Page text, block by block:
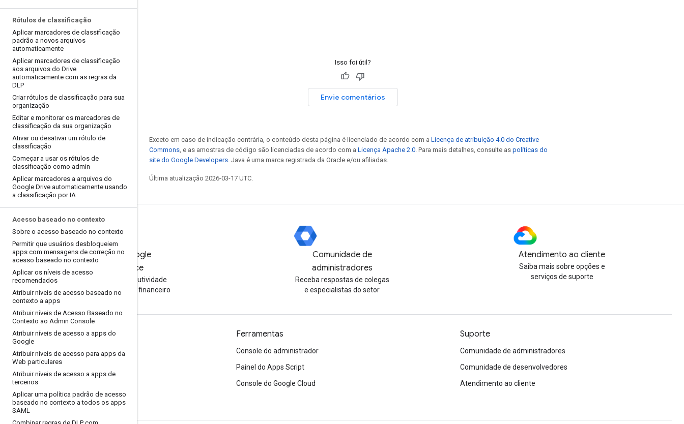
Rótulos de classificação
Aplicar marcadores de classificação
padrão a novos arquivos
automaticamente
Aplicar marcadores de classificação
aos arquivos do Drive
automaticamente com as regras da
DLP
Criar rótulos de classificação para sua
organização
Editar e monitorar os marcadores de
classificação da sua organização
Ativar ou desativar um rótulo de
classificação
Começar a usar os rótulos de
classificação como admin
Aplicar marcadores a arquivos do
Google Drive automaticamente usando
a classificação por IA
Acesso baseado no contexto
Sobre o acesso baseado no contexto
Permitir que usuários desbloqueiem
apps com mensagens de correção no
acesso baseado no contexto
Aplicar os níveis de acesso
recomendados
Atribuir níveis de acesso baseado no
contexto a apps
Atribuir níveis de Acesso Baseado no
Contexto ao Admin Console
Atribuir níveis de acesso a apps do
Google
Atribuir níveis de acesso para apps da
Web particulares
Atribuir níveis de acesso a apps de
terceiros
Aplicar uma política padrão de acesso
baseado no contexto a todos os apps
SAML
Isso foi útil?
Envie comentários
Exceto em caso de indicação contrária, o conteúdo desta página é licenciado de acordo com a Licença de atribuição 4.0 do Creative
Commons, e as amostras de código são licenciadas de acordo com a Licença Apache 2.0. Para mais detalhes, consulte as políticas do
site do Google Developers. Java é uma marca registrada da Oracle e/ou afiliadas.
Última atualização 2026-03-17 UTC.
Teste o Google
Workspace
Aumente sua produtividade
com a IA sem custo financeiro
Comunidade de
administradores
Receba respostas de colegas
e especialistas do setor
Atendimento ao cliente
Saiba mais sobre opções e
serviços de suporte
Documentação e treinamento
Centrais de Ajuda
Guias do desenvolvedor
Centro de aprendizagem
Google Cloud Ensina
Ferramentas
Console do administrador
Painel do Apps Script
Console do Google Cloud
Suporte
Comunidade de administradores
Comunidade de desenvolvedores
Atendimento ao cliente